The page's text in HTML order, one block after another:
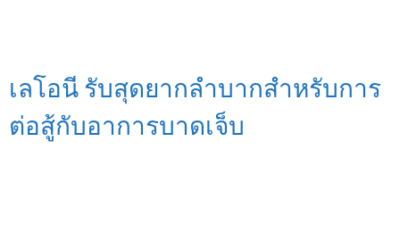
เลโอนี รับสุดยากลำบากสำหรับการ
ต่อสู้กับอาการบาดเจ็บ